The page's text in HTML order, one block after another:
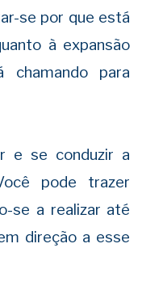
se por que está
à expansão
para
e se conduzir a
pode trazer
se a realizar até
direção a esse